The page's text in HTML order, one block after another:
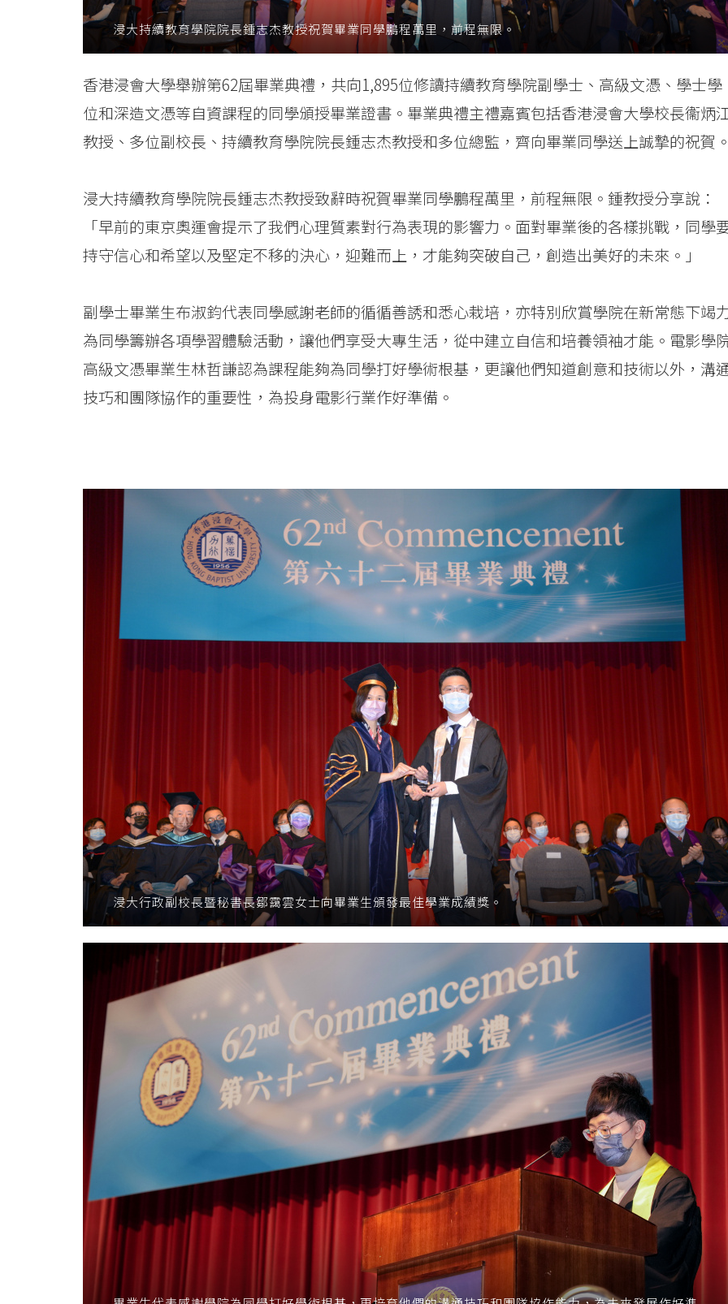
浸大持續教育學院院長鍾志杰教授祝賀畢業同學鵬程萬里，前程無限。
香港浸會大學舉辦第62屆畢業典禮，共向1,895位修讀持續教育學院副學士、高級文憑、學士學
位和深造文憑等自資課程的同學頒授畢業證書。畢業典禮主禮嘉賓包括香港浸會大學校長衞炳
教授、多位副校長、持續教育學院院長鍾志杰教授和多位總監，齊向畢業同學送上誠摯的祝賀。
浸大持續教育學院院長鍾志杰教授致辭時祝賀畢業同學鵬程萬里，前程無限。鍾教授分享說：
「早前的東京奧運會提示了我們心理質素對行為表現的影響力。面對畢業後的各樣挑戰，同學
持守信心和希望以及堅定不移的決心，迎難而上，才能夠突破自己，創造出美好的未來。」
副學士畢業生布淑鈞代表同學感謝老師的循循善誘和悉心栽培，亦特別欣賞學院在新常態下竭
為同學籌辦各項學習體驗活動，讓他們享受大專生活，從中建立自信和培養領袖才能。電影學
高級文憑畢業生林哲謙認為課程能夠為同學打好學術根基，更讓他們知道創意和技術以外，溝
技巧和團隊協作的重要性，為投身電影行業作好準備。
浸大行政副校長暨秘書長鄒靄雲女士向畢業生頒發最佳學業成績獎。